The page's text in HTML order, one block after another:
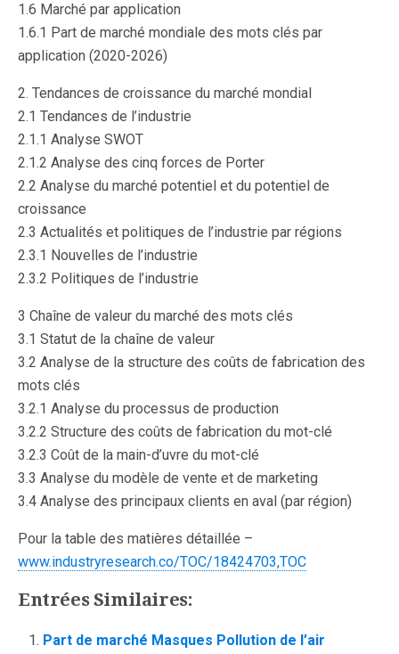
1.6 Marché par application
1.6.1 Part de marché mondiale des mots clés par
application (2020-2026)
2. Tendances de croissance du marché mondial
2.1 Tendances de l’industrie
2.1.1 Analyse SWOT
2.1.2 Analyse des cinq forces de Porter
2.2 Analyse du marché potentiel et du potentiel de
croissance
2.3 Actualités et politiques de l’industrie par régions
2.3.1 Nouvelles de l’industrie
2.3.2 Politiques de l’industrie
3 Chaîne de valeur du marché des mots clés
3.1 Statut de la chaîne de valeur
3.2 Analyse de la structure des coûts de fabrication des
mots clés
3.2.1 Analyse du processus de production
3.2.2 Structure des coûts de fabrication du mot-clé
3.2.3 Coût de la main-d’uvre du mot-clé
3.3 Analyse du modèle de vente et de marketing
3.4 Analyse des principaux clients en aval (par région)
Pour la table des matières détaillée –
www.industryresearch.co/TOC/18424703,TOC
Entrées Similaires:
Part de marché Masques Pollution de l’air